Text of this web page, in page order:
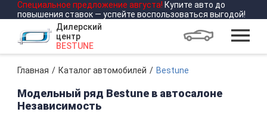
Специальное предложение августа! Купите авто до
повышения ставок — успейте воспользоваться выгодой!
Дилерский
центр
BESTUNE
Главная Каталог автомобилей Bestune
Модельный ряд Bestune в автосалоне
Независимость